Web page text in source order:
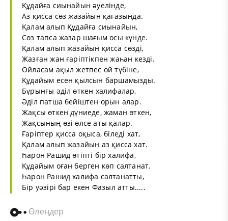
Құдайға сиынайын әуелiнде,
Аз қисса сөз жазайын қағазында.
Қалам алып Құдайға сиынайын,
Сөз тапса жазар шағым осы күнде.
Қалам алып жазайын қисса сөздi,
Жазған жан ғарiптiкпен жаһан кездi.
Ойласам ақыл жетпес ой түбiне,
Құдайым есен қылсын баршамызды.
Бұрынғы әдiл өткен халифалар,
Әдiл патша бейiштен орын алар.
Жақсы өткен дүниеде, жаман өткен,
Жақсының өзi өлсе аты қалар.
Ғарiптер қисса оқыса, бiледi хат,
Қалам алып жазайын аз қисса хат.
Һарон Рашид өтiптi бiр халифа,
Құдайым оған берген көп салтанат.
Һарон Рашид халифа салтанатты,
Бiр уәзiрi бар екен Фазыл атты.....
Өлеңдер